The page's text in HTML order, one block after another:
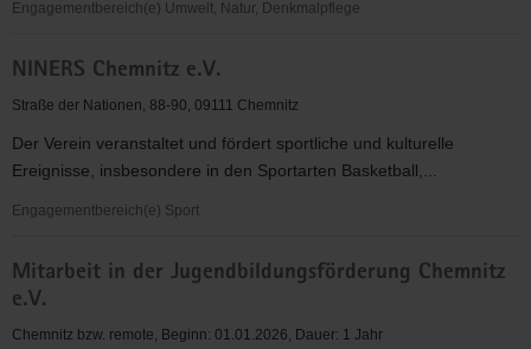
Engagementbereich(e) Umwelt, Natur, Denkmalpflege
-
Amphibienwanderung
NINERS Chemnitz e.V.
Straße der Nationen, 88-90, 09111 Chemnitz
Der Verein veranstaltet und fördert sportliche und kulturelle
Ereignisse, insbesondere in den Sportarten Basketball,...
Engagementbereich(e) Sport
Chemnitz
e.V.
Mitarbeit in der Jugendbildungsförderung Chemnitz
e.V.
Chemnitz bzw. remote, Beginn: 01.01.2026, Dauer: 1 Jahr